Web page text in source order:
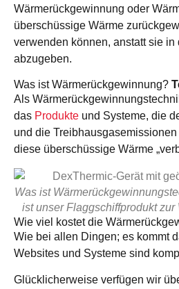
Wärmerückgewinnung oder
überschüssige Wärme
verwenden können, anstatt sie in
abzugeben.
Was ist Wärmerückgewinnung?
Als
das Produkte und Systeme, die
und die
diese überschüssige Wärme
Was ist
ist unser Flaggschiffprodukt
Wie viel kostet die
Wie bei allen Dingen; es kommt
Websites und Systeme sind
Glücklicherweise verfügen wir